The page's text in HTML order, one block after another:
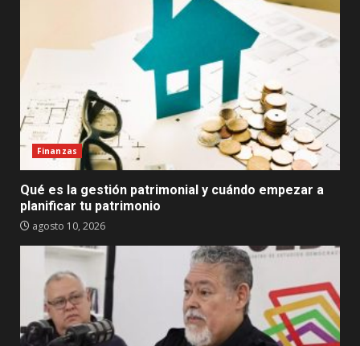
Finanzas
Qué es la gestión patrimonial y cuándo empezar a
planificar tu patrimonio
agosto 10, 2026